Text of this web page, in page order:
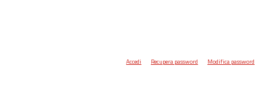
Accedi Recupera password Modifica password